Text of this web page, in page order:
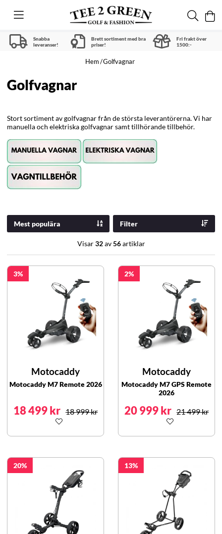
Snabba
leveranser!
Brett sortiment med bra
priser!
Fri frakt över
1500:-
Hem Golfvagnar
Golfvagnar
Stort sortiment av golfvagnar från de största leverantörerna. Vi har
manuella och elektriska golfvagnar samt tillhörande tillbehör.
Mest populära Filter
Visar32av56artiklar
3
Motocaddy
Motocaddy M7 Remote 2026
18 499 kr 18 999 kr
2
Motocaddy
Motocaddy M7 GPS Remote
2026
20 999 kr 21 499 kr
20 13